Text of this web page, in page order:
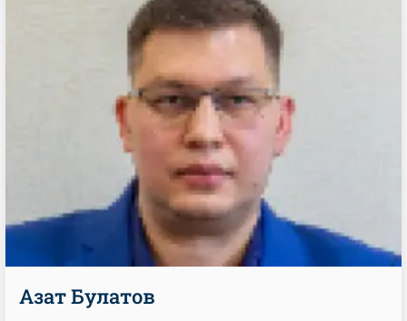
Азат Булатов